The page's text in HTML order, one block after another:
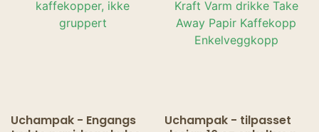
Uchampak - Engangs
Uchampak - tilpasset